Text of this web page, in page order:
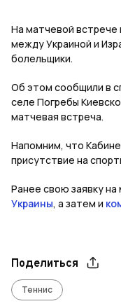
На матчевой встрече
между Украиной и
болельщики.
Об этом сообщили в
селе Погребы
матчевая встреча.
Напомним, что
присутствие на
Ранее свою заявку на
Украины, а затем и
Поделиться
Теннис